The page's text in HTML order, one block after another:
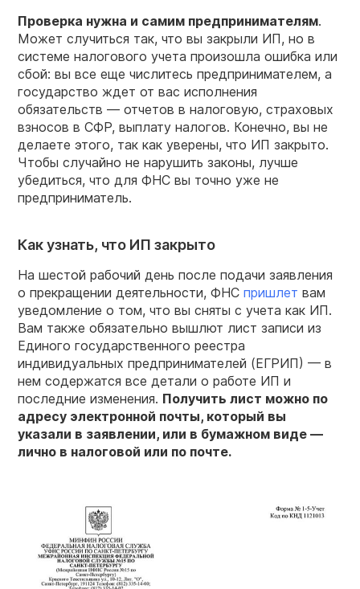
Проверка нужна и самим предпринимателям.
Может случиться так, что вы закрыли ИП, но в
системе налогового учета произошла ошибка или
сбой: вы все еще числитесь предпринимателем, а
государство ждет от вас исполнения
обязательств — отчетов в налоговую, страховых
взносов в СФР, выплату налогов. Конечно, вы не
делаете этого, так как уверены, что ИП закрыто.
Чтобы случайно не нарушить законы, лучше
убедиться, что для ФНС вы точно уже не
предприниматель.
Как узнать, что ИП закрыто
На шестой рабочий день после подачи заявления
о прекращении деятельности, ФНС пришлет вам
уведомление о том, что вы сняты с учета как ИП.
Вам также обязательно вышлют лист записи из
Единого государственного реестра
индивидуальных предпринимателей (ЕГРИП) — в
нем содержатся все детали о работе ИП и
последние изменения. Получить лист можно по
адресу электронной почты, который вы
указали в заявлении, или в бумажном виде —
лично в налоговой или по почте.